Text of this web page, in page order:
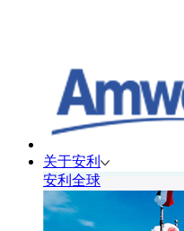
关于安利
安利全球